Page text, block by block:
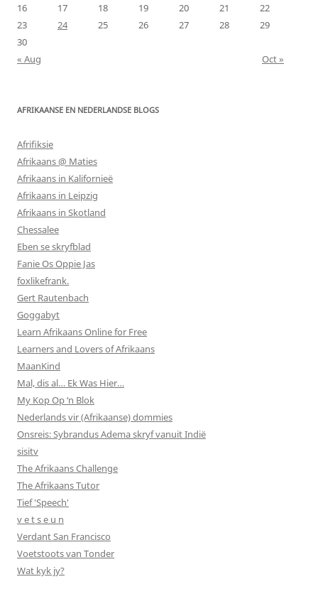
16
17 18 19 20 21
22
23
24 25 26 27 28
29
30
« Aug
Oct »
AFRIKAANSE EN NEDERLANDSE BLOGS
Afrifiksie
Afrikaans @ Maties
Afrikaans in Kalifornieë
Afrikaans in Leipzig
Afrikaans in Skotland
Chessalee
Eben se skryfblad
Fanie Os Oppie Jas
foxlikefrank.
Gert Rautenbach
Goggabyt
Learn Afrikaans Online for Free
Learners and Lovers of Afrikaans
MaanKind
Mal, dis al… Ek Was Hier…
My Kop Op ‘n Blok
Nederlands vir (Afrikaanse) dommies
Onsreis: Sybrandus Adema skryf vanuit Indië
sisitv
The Afrikaans Challenge
The Afrikaans Tutor
Tief 'Speech'
v e t s e u n
Verdant San Francisco
Voetstoots van Tonder
Wat kyk jy?